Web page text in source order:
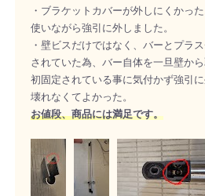
・ブラケットカバーが外しにくかっ
使いながら強引に外しました。
・壁ビスだけではなく、バーとプラ
されていた為、バー自体を一旦壁か
初固定されている事に気付かず強引に
壊れなくてよかった。
お値段、商品には満足です。